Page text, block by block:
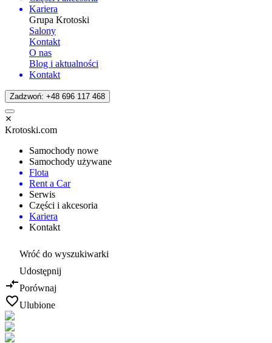
Kariera
Grupa Krotoski
Salony
Kontakt
O nas
Blog i aktualności
Kontakt
Zadzwoń: +48 696 117 468
Krotoski.com
Samochody nowe
Samochody używane
Flota
Rent a Car
Serwis
Części i akcesoria
Kariera
Kontakt
Wróć do wyszukiwarki
Udostępnij
Porównaj
Ulubione